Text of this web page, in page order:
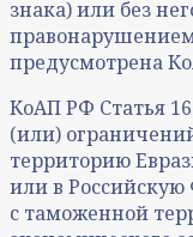
знака) или без
предусмотрена
КоАП РФ Статья
(или)
территорию
или в
с таможенной